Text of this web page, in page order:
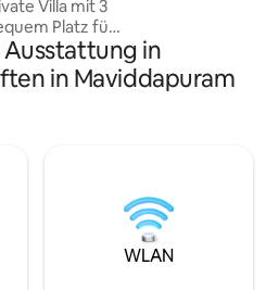
Villa mit 3
Platz für
perfekte
und
für
während sie
Aufenthalt
macht. Nur wenige Minuten von Jaffnas
beliebtesten
Kultur und
erkunden.
in
in Maviddapuram
WLAN